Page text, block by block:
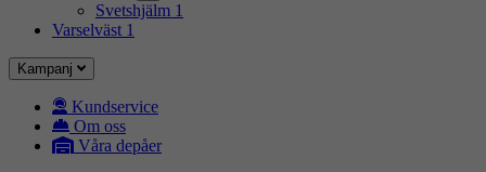
Svetshjälm 1
Varselväst 1
Kampanj
Kundservice
Om oss
Våra depåer